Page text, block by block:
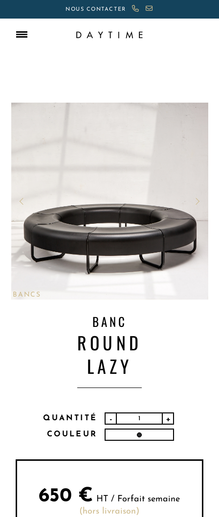
NOUS CONTACTER
BANCS
BANC
ROUND
LAZY
QUANTITÉ - +
COULEUR
650 € HT / Forfait semaine
(hors livraison)